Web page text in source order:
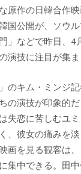
原作の日韓合作
国公開が、ソウ
」などで昨日、4
演技に注目が集ま
のキム・ミンジ
の演技が印象的
失恋に苦しむユ
、彼女の痛みを
画を見る観客は
集中できる。田